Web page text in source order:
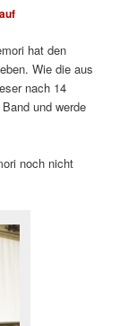
hat den
Wie die aus
nach 14
und werde
noch nicht